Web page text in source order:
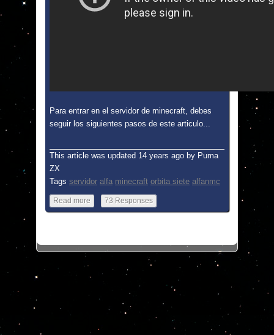
Para entrar en el servidor de minecraft, debes
seguir los siguientes pasos de este articulo...
This article was updated 14 years ago by Puma
ZX
Tags servidor alfa minecraft orbita siete alfanmc
Read more 73 Responses